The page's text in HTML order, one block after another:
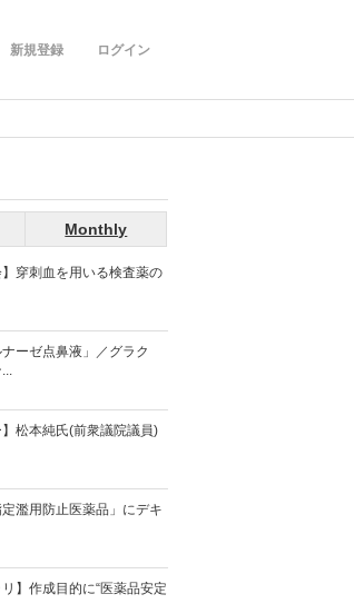
ログイン
新規登録
Monthly
】穿刺血を用いる検査薬の
ナーゼ点鼻液」／グラク
】松本純氏(前衆議院議員)
定濫用防止医薬品」にデキ
リ】作成目的に“医薬品安定